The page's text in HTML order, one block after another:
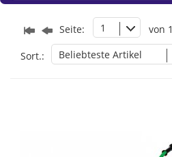
Seite: 1 von 1
Sort.: Beliebteste Artikel